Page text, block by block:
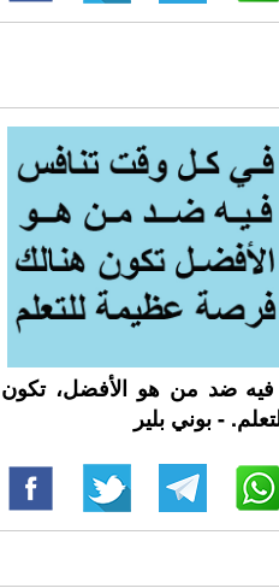
ضد من هو الأفضل، تكون
- بوني بلير